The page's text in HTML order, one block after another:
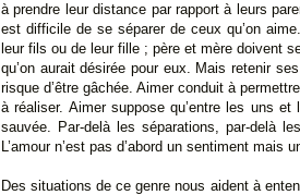
à prendre leur distance par rapport à leurs
est difficile de se séparer de ceux qu’on
leur fils ou de leur fille ; père et mère doivent
qu’on aurait désirée pour eux. Mais retenir
risque d’être gâchée. Aimer conduit à
à réaliser. Aimer suppose qu’entre les uns
sauvée. Par-delà les séparations, par-delà
L’amour n’est pas d’abord un sentiment
Des situations de ce genre nous aident à